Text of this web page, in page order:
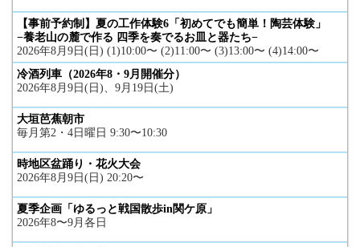
【事前予約制】夏の工作体験6「初めてでも簡単！陶芸体験」
−養老山の麓で作る 四季を奏でるお皿と器たち−
2026年8月9日(日) (1)10:00〜 (2)11:00〜 (3)13:00〜 (4)14:00〜
冷酒列車（2026年8・9月開催分）
2026年8月9日(日)、9月19日(土)
大垣芭蕉朝市
毎月第2・4日曜日 9:30〜10:30
時地区盆踊り・花火大会
2026年8月9日(日) 20:20〜
夏季企画「ゆるっと戦国散歩in関ケ原」
2026年8〜9月各日